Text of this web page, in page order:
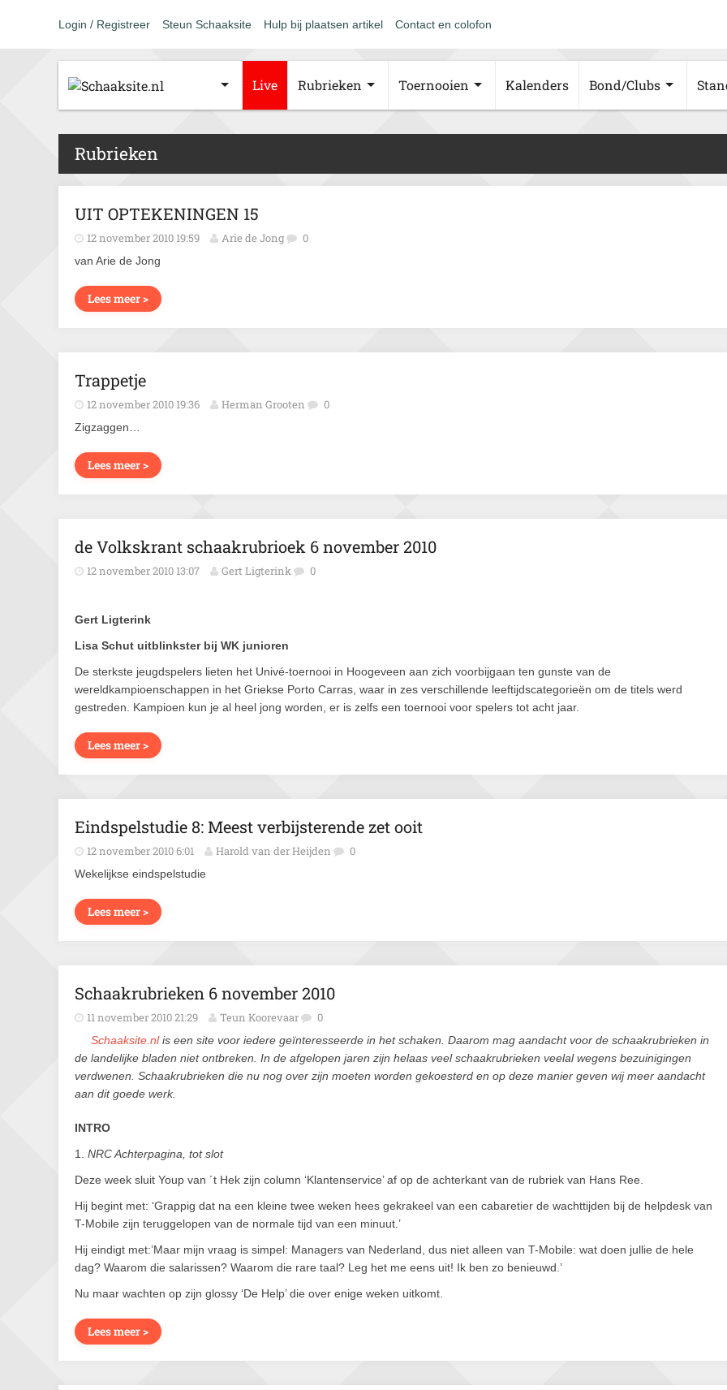
Login / Registreer Steun Schaaksite Hulp bij plaatsen artikel Contact en colofon
Live Rubrieken Toernooien Kalenders Bond/Clubs
Rubrieken
UIT OPTEKENINGEN 15
12 november 2010 19:59 Arie de Jong 0
van Arie de Jong
Lees meer >
Trappetje
12 november 2010 19:36 Herman Grooten 0
Zigzaggen…
Lees meer >
de Volkskrant schaakrubrioek 6 november 2010
12 november 2010 13:07 Gert Ligterink 0
Gert Ligterink
Lisa Schut uitblinkster bij WK junioren
De sterkste jeugdspelers lieten het Univé-toernooi in Hoogeveen aan zich voorbijgaan ten gunste van de
wereldkampioenschappen in het Griekse Porto Carras, waar in zes verschillende leeftijdscategorieën om de titels werd
gestreden. Kampioen kun je al heel jong worden, er is zelfs een toernooi voor spelers tot acht jaar.
Lees meer >
Eindspelstudie 8: Meest verbijsterende zet ooit
12 november 2010 6:01 Harold van der Heijden 0
Wekelijkse eindspelstudie
Lees meer >
Schaakrubrieken 6 november 2010
11 november 2010 21:29 Teun Koorevaar 0
Schaaksite.nlis een site voor iedere geïnteresseerde in het schaken. Daarom mag aandacht voor de schaakrubrieken in
de landelijke bladen niet ontbreken. In de afgelopen jaren zijn helaas veel schaakrubrieken veelal wegens bezuinigingen
verdwenen. Schaakrubrieken die nu nog over zijn moeten worden gekoesterd en op deze manier geven wij meer aandacht
aan dit goede werk.
INTRO
1. NRC Achterpagina, tot slot
Deze week sluit Youp van ´t Hek zijn column ‘Klantenservice’ af op de achterkant van de rubriek van Hans Ree.
Hij begint met: ‘Grappig dat na een kleine twee weken hees gekrakeel van een cabaretier de wachttijden bij de helpdesk van
T-Mobile zijn teruggelopen van de normale tijd van een minuut.’
Hij eindigt met:’Maar mijn vraag is simpel: Managers van Nederland, dus niet alleen van T-Mobile: wat doen jullie de hele
dag? Waarom die salarissen? Waarom die rare taal? Leg het me eens uit! Ik ben zo benieuwd.’
Nu maar wachten op zijn glossy ‘De Help’ die over enige weken uitkomt.
Lees meer >